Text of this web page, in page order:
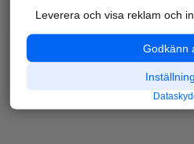
Leverera och visa reklam och
Godkänn